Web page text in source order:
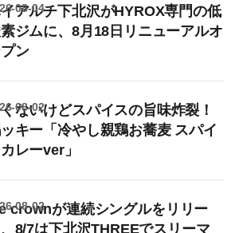
アルチ下北沢がHYROX専門の低
ジムに、8月18日リニューアルオ
ン
08-04
ないけどスパイスの旨味炸裂！
キー「冷やし親鶏お蕎麦 スパイ
レーver」
08-02
crownが連続シングルをリリー
8/7は下北沢THREEでスリーマ
08-02